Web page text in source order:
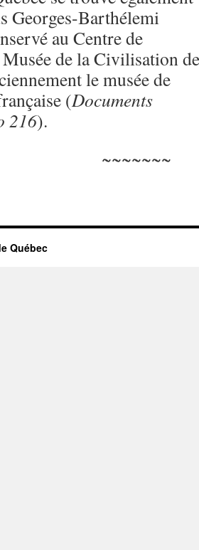
Georges-Barthélemi
au Centre de
de la Civilisation de
le musée de
(Documents
216).
~~~~~~~
Québec